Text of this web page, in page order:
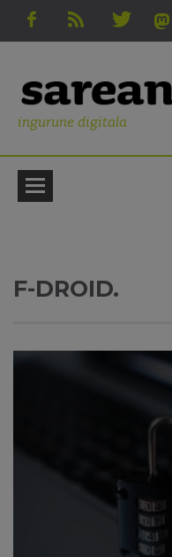
ingurune digitala
F-DROID.